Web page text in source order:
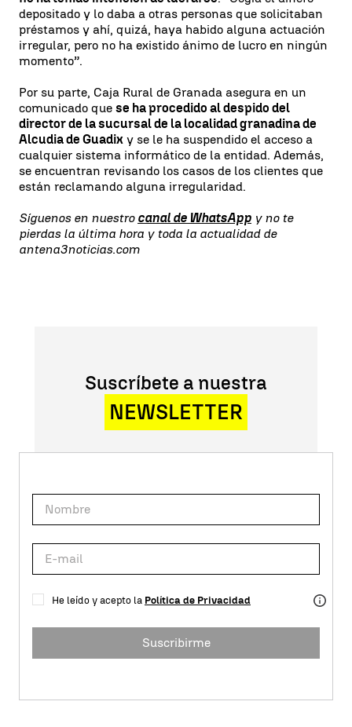
depositado y lo daba a otras personas que solicitaban
préstamos y ahí, quizá, haya habido alguna actuación
irregular, pero no ha existido ánimo de lucro en ningún
momento”.
Por su parte, Caja Rural de Granada asegura en un
comunicado que se ha procedido al despido del
director de la sucursal de la localidad granadina de
Alcudia de Guadix y se le ha suspendido el acceso a
cualquier sistema informático de la entidad. Además,
se encuentran revisando los casos de los clientes que
están reclamando alguna irregularidad.
Síguenos en nuestro canal de WhatsApp y no te
pierdas la última hora y toda la actualidad de
antena3noticias.com
Suscríbete a nuestra
NEWSLETTER
He leído y acepto la Política de Privacidad
Suscribirme